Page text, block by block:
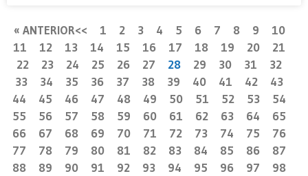
« ANTERIOR 1 2 3 4 5 6 7 8 9
10
11
12 13 14 15 16 17 18 19 20
21
22
23 24 25 26 27 28 29 30 31
32
33
34 35 36 37 38 39 40 41 42
43
44
45 46 47 48 49 50 51 52 53
54
55
56 57 58 59 60 61 62 63 64
65
66
67 68 69 70 71 72 73 74 75
76
77
78 79 80 81 82 83 84 85 86
87
88
89 90 91 92 93 94 95 96 97
98